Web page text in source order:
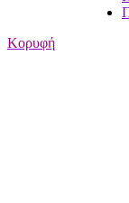
Κορυφή